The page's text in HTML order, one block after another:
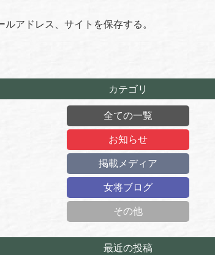
アドレス、サイトを保存する。
カテゴリ
全ての一覧
お知らせ
掲載メディア
女将ブログ
その他
最近の投稿